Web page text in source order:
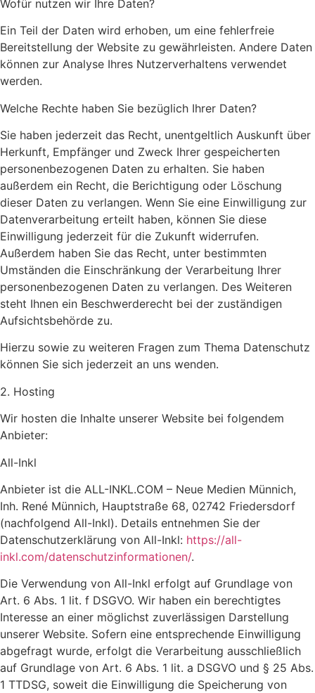
Wofür nutzen wir Ihre Daten?
Ein Teil der Daten wird erhoben, um eine fehlerfreie
Bereitstellung der Website zu gewährleisten. Andere Daten
können zur Analyse Ihres Nutzerverhaltens verwendet
werden.
Welche Rechte haben Sie bezüglich Ihrer Daten?
Sie haben jederzeit das Recht, unentgeltlich Auskunft über
Herkunft, Empfänger und Zweck Ihrer gespeicherten
personenbezogenen Daten zu erhalten. Sie haben
außerdem ein Recht, die Berichtigung oder Löschung
dieser Daten zu verlangen. Wenn Sie eine Einwilligung zur
Datenverarbeitung erteilt haben, können Sie diese
Einwilligung jederzeit für die Zukunft widerrufen.
Außerdem haben Sie das Recht, unter bestimmten
Umständen die Einschränkung der Verarbeitung Ihrer
personenbezogenen Daten zu verlangen. Des Weiteren
steht Ihnen ein Beschwerderecht bei der zuständigen
Aufsichtsbehörde zu.
Hierzu sowie zu weiteren Fragen zum Thema Datenschutz
können Sie sich jederzeit an uns wenden.
2. Hosting
Wir hosten die Inhalte unserer Website bei folgendem
Anbieter:
All-Inkl
Anbieter ist die ALL-INKL.COM – Neue Medien Münnich,
Inh. René Münnich, Hauptstraße 68, 02742 Friedersdorf
(nachfolgend All-Inkl). Details entnehmen Sie der
Datenschutzerklärung von All-Inkl: https://all-
inkl.com/datenschutzinformationen/.
Die Verwendung von All-Inkl erfolgt auf Grundlage von
Art. 6 Abs. 1 lit. f DSGVO. Wir haben ein berechtigtes
Interesse an einer möglichst zuverlässigen Darstellung
unserer Website. Sofern eine entsprechende Einwilligung
abgefragt wurde, erfolgt die Verarbeitung ausschließlich
auf Grundlage von Art. 6 Abs. 1 lit. a DSGVO und § 25 Abs.
1 TTDSG, soweit die Einwilligung die Speicherung von